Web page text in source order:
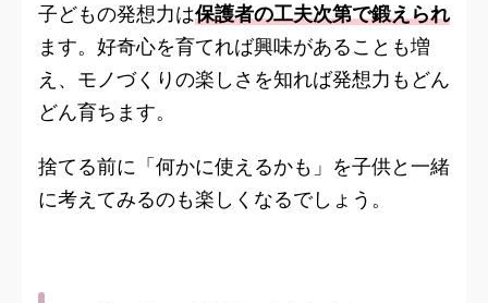
子どもの発想力は保護者の工夫次第で鍛えられ
ます。好奇心を育てれば興味があることも増
え、モノづくりの楽しさを知れば発想力もどん
どん育ちます。
捨てる前に「何かに使えるかも」を子供と一緒
に考えてみるのも楽しくなるでしょう。